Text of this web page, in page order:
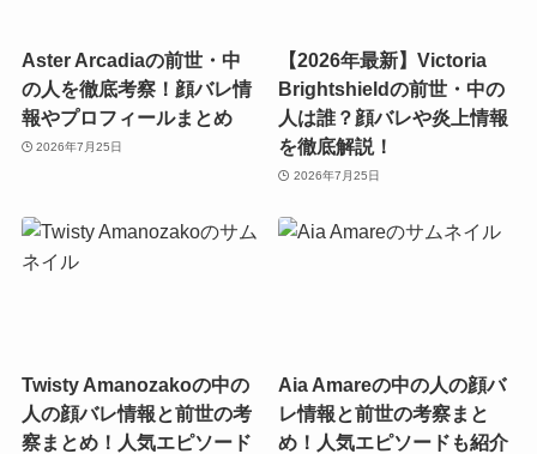
Aster Arcadiaの前世・中
の人を徹底考察！顔バレ情
報やプロフィールまとめ
2026年7月25日
【2026年最新】Victoria
Brightshieldの前世・中の
人は誰？顔バレや炎上情報
を徹底解説！
2026年7月25日
Twisty Amanozakoの中の
人の顔バレ情報と前世の考
察まとめ！人気エピソード
Aia Amareの中の人の顔バ
レ情報と前世の考察まと
め！人気エピソードも紹介